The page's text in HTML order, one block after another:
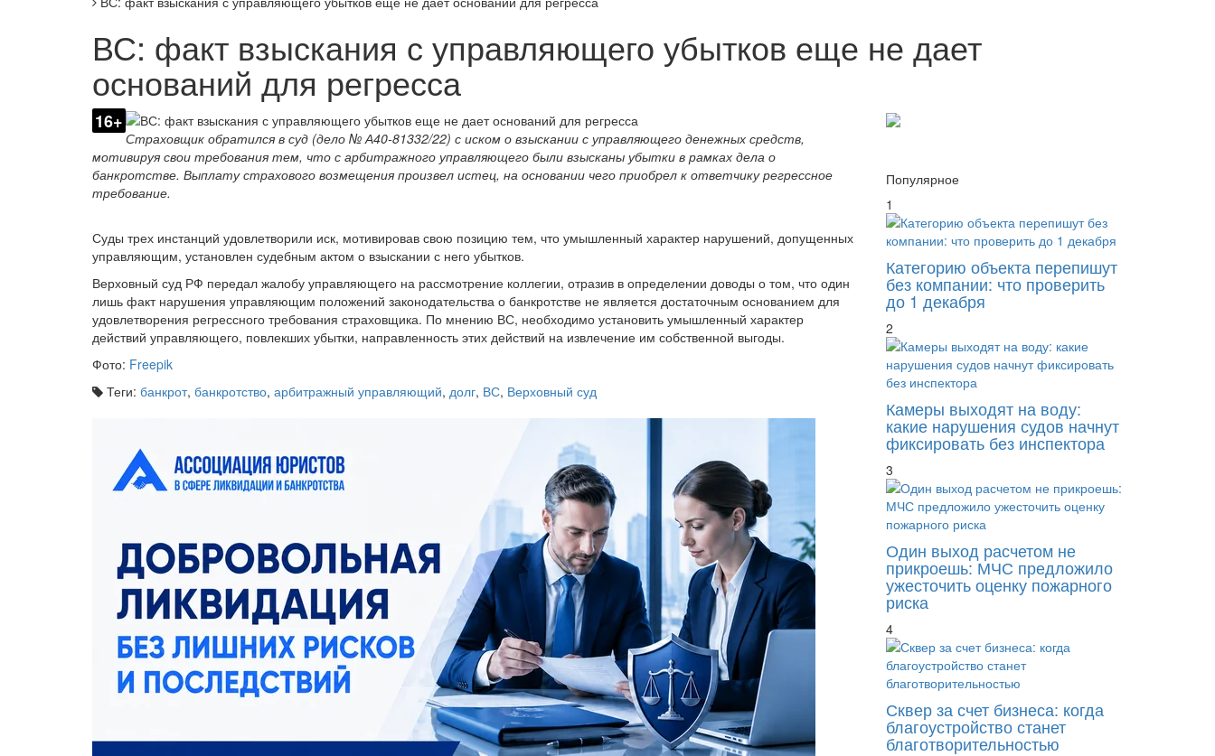
ВС: факт взыскания с управляющего убытков еще не дает
оснований для регресса
16+
Страховщик обратился в суд (дело № А40-81332/22) с иском о взыскании с управляющего денежных средств,
мотивируя свои требования тем, что с арбитражного управляющего были взысканы убытки в рамках дела о
банкротстве. Выплату страхового возмещения произвел истец, на основании чего приобрел к ответчику регрессное
требование.
Суды трех инстанций удовлетворили иск, мотивировав свою позицию тем, что умышленный характер нарушений, допущенных
управляющим, установлен судебным актом о взыскании с него убытков.
Верховный суд РФ передал жалобу управляющего на рассмотрение коллегии, отразив в определении доводы о том, что один
лишь факт нарушения управляющим положений законодательства о банкротстве не является достаточным основанием для
удовлетворения регрессного требования страховщика. По мнению ВС, необходимо установить умышленный характер
действий управляющего, повлекших убытки, направленность этих действий на извлечение им собственной выгоды.
Фото: Freepik
Теги: банкрот, банкротство, арбитражный управляющий, долг, ВС, Верховный суд
Популярное
1
Категорию объекта перепишут
без компании: что проверить
до 1 декабря
2
Камеры выходят на воду:
какие нарушения судов начнут
фиксировать без инспектора
3
Один выход расчетом не
прикроешь: МЧС предложило
ужесточить оценку пожарного
риска
4
Сквер за счет бизнеса: когда
благоустройство станет
благотворительностью